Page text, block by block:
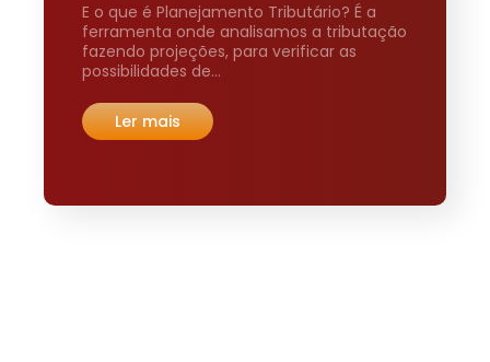
E o que é Planejamento Tributário? É a
ferramenta onde analisamos a tributação
fazendo projeções, para verificar as
possibilidades de…
Ler mais